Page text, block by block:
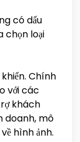
có dấu
chọn loại
Chính
với các
khách
doanh, mô
hình ảnh.